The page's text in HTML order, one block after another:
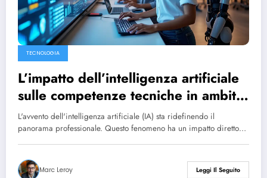
TECNOLOGIA
L’impatto dell’intelligenza artificiale
sulle competenze tecniche in ambito
aziendale
L'avvento dell'intelligenza artificiale (IA) sta ridefinendo il
panorama professionale. Questo fenomeno ha un impatto diretto…
Marc Leroy Leggi Il Seguito